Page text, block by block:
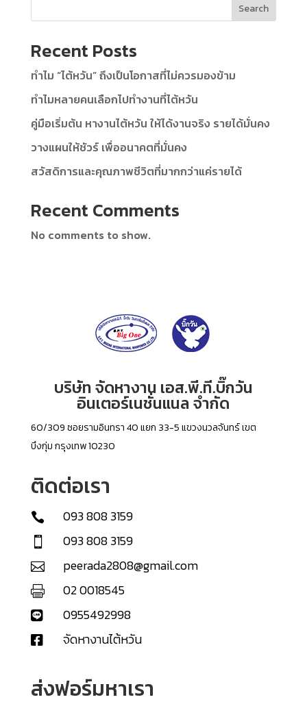
Search
Recent Posts
ทำไม “ไต้หวัน” ถึงเป็นโอกาสที่ไม่ควรมองข้าม
ทำไมหลายคนเลือกไปทำงานที่ไต้หวัน
คู่มือเริ่มต้น หางานไต้หวัน ให้ได้งานจริง รายได้มั่นคง
วางแผนให้ชัวร์ เพื่ออนาคตที่มั่นคง
สวัสดิการและคุณภาพชีวิตที่มากกว่าแค่รายได้
Recent Comments
No comments to show.
บริษัท จัดหางาน เอส.พี.ที.บิ๊กวัน
อินเตอร์เนชั่นแนล จำกัด
60/309 ซอยรามอินทรา 40 แยก 33-5 แขวงนวลจันทร์ เขต
บึงกุ่ม กรุงเทพ 10230
ติดต่อเรา
 093 808 3159
 093 808 3159
 peerada2808@gmail.com
 02 0018545
 0955492998
 จัดหางานไต้หวัน
ส่งฟอร์มหาเรา